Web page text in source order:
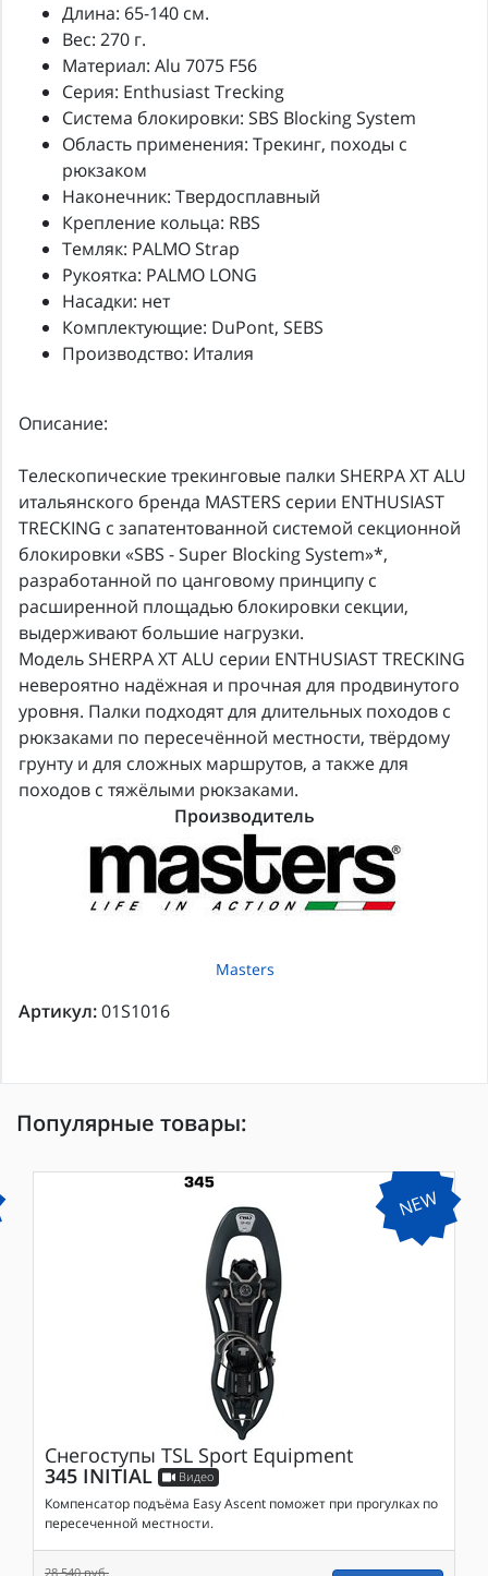
Длина: 65-140 см.
Вес: 270 г.
Материал: Alu 7075 F56
Серия: Enthusiast Trecking
Система блокировки: SBS Blocking System
Область применения: Трекинг, походы с
рюкзаком
Наконечник: Твердосплавный
Крепление кольца: RBS
Темляк: PALMO Strap
Рукоятка: PALMO LONG
Насадки: нет
Комплектующие: DuPont, SEBS
Производство: Италия
Описание:
Телескопические трекинговые палки SHERPA XT ALU
итальянского бренда MASTERS серии ENTHUSIAST
TRECKING с запатентованной системой секционной
блокировки «SBS - Super Blocking System»*,
разработанной по цанговому принципу с
расширенной площадью блокировки секции,
выдерживают большие нагрузки.
Модель SHERPA XT ALU серии ENTHUSIAST TRECKING
невероятно надёжная и прочная для продвинутого
уровня. Палки подходят для длительных походов с
рюкзаками по пересечённой местности, твёрдому
грунту и для сложных маршрутов, а также для
походов с тяжёлыми рюкзаками.
Производитель
Masters
Артикул:01S1016
Популярные товары:
NEW
Снегоступы TSL Sport Equipment
345 INITIAL Видео
Компенсатор подъёма Easy Ascent поможет при прогулках по
пересеченной местности.
28 540 руб.